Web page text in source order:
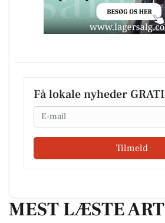
Få lokale nyheder
Email
Tilmeld
MEST LÆSTE